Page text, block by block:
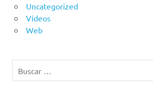
Uncategorized
Vídeos
Web